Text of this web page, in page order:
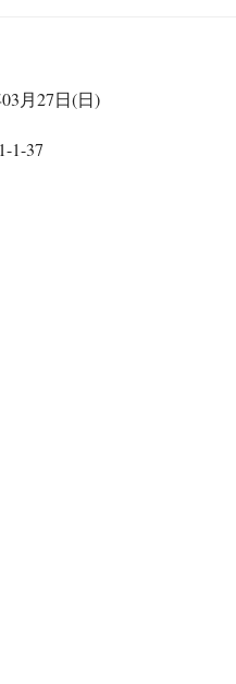
月27日(日)
1-37